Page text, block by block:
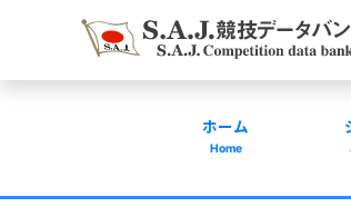
ホーム
Home